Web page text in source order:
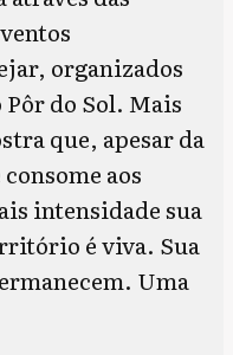
organizados
do Sol. Mais
que, apesar da
aos
intensidade sua
é viva. Sua
Uma